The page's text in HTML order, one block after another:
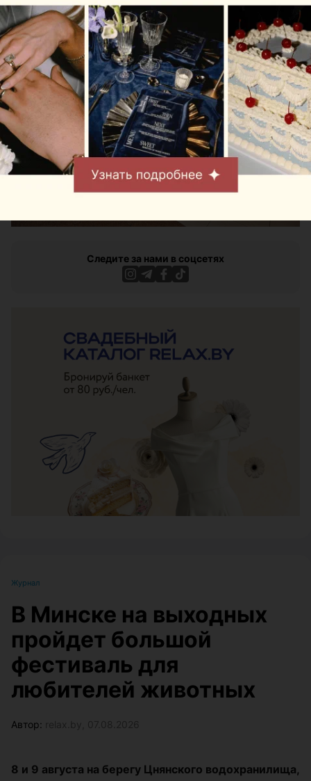
горячий напиток предлагают бесплатно.
Следите за нами в соцсетях
Журнал
В Минске на выходных
пройдет большой
фестиваль для
любителей животных
Автор:
8 и 9 августа на берегу Цнянского водохранилища,